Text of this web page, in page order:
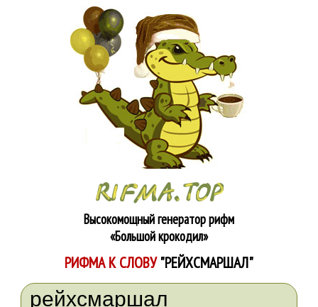
Высокомощный генератор рифм
«Большой крокодил»
РИФМА К СЛОВУ"РЕЙХСМАРШАЛ"